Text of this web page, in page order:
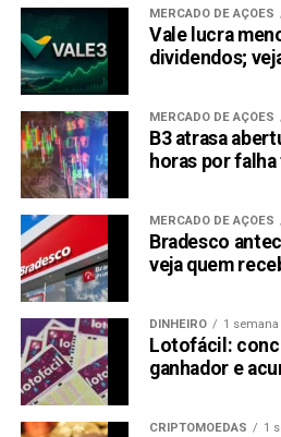
MERCADO DE AÇÕES
Vale lucra
dividendos;
MERCADO DE AÇÕES
B3 atrasa
horas por
MERCADO DE AÇÕES
Bradesco
veja quem
DINHEIRO 1 semana
Lotofácil:
ganhador e
CRIPTOMOEDAS 1